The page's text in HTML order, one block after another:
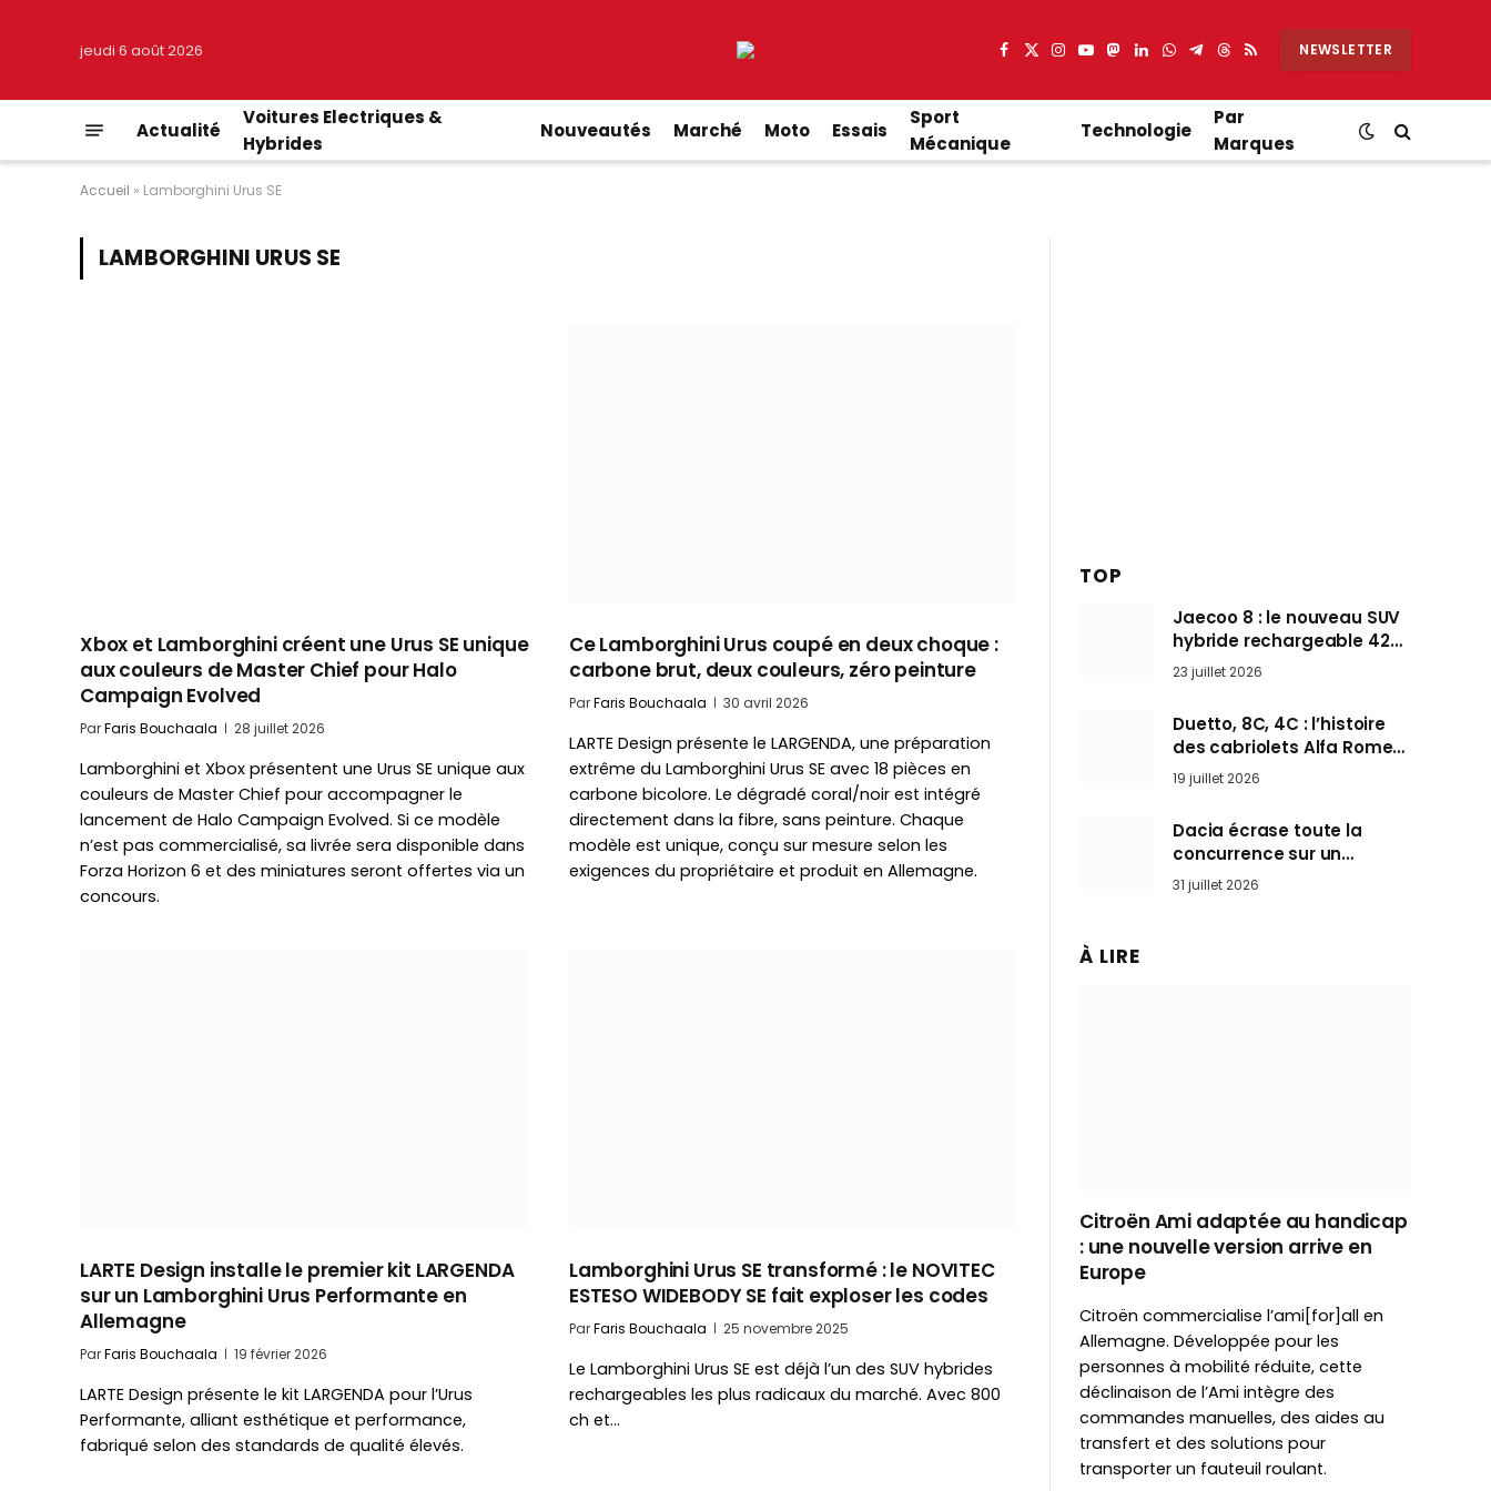
jeudi 6 août 2026 Facebook
X
Instagram
YouTube
Mastodon
LinkedIn
WhatsApp
Partager
Telegram
Threads
RSS NEWSLETTER
Actualité
Voitures Electriques &
Hybrides
Nouveautés Marché Moto Essais
Sport
Mécanique
Technologie
Par
Marques
Accueil » Lamborghini Urus SE
LAMBORGHINI URUS SE
Xbox et Lamborghini créent une Urus SE unique
aux couleurs de Master Chief pour Halo
Campaign Evolved
ParFaris Bouchaala 28 juillet 2026
Lamborghini et Xbox présentent une Urus SE unique aux
couleurs de Master Chief pour accompagner le
lancement de Halo Campaign Evolved. Si ce modèle
n’est pas commercialisé, sa livrée sera disponible dans
Forza Horizon 6 et des miniatures seront offertes via un
concours.
Ce Lamborghini Urus coupé en deux choque :
carbone brut, deux couleurs, zéro peinture
ParFaris Bouchaala 30 avril 2026
LARTE Design présente le LARGENDA, une préparation
extrême du Lamborghini Urus SE avec 18 pièces en
carbone bicolore. Le dégradé coral/noir est intégré
directement dans la fibre, sans peinture. Chaque
modèle est unique, conçu sur mesure selon les
exigences du propriétaire et produit en Allemagne.
LARTE Design installe le premier kit LARGENDA
sur un Lamborghini Urus Performante en
Allemagne
ParFaris Bouchaala 19 février 2026
LARTE Design présente le kit LARGENDA pour l’Urus
Performante, alliant esthétique et performance,
fabriqué selon des standards de qualité élevés.
Lamborghini Urus SE transformé : le NOVITEC
ESTESO WIDEBODY SE fait exploser les codes
ParFaris Bouchaala 25 novembre 2025
Le Lamborghini Urus SE est déjà l’un des SUV hybrides
rechargeables les plus radicaux du marché. Avec 800
ch et…
TOP
Jaecoo 8 : le nouveau SUV
hybride rechargeable 428
ch qui vise l’Audi Q7 arrive
en Europe cet automne
23 juillet 2026
Duetto, 8C, 4C : l’histoire
des cabriolets Alfa Romeo,
ces Spider qui ont défini
l’art de rouler cheveux au
vent
19 juillet 2026
Dacia écrase toute la
concurrence sur un
marché où personne ne
l’attendait
31 juillet 2026
À LIRE
Citroën Ami adaptée au handicap
: une nouvelle version arrive en
Europe
Citroën commercialise l’ami[for]all en
Allemagne. Développée pour les
personnes à mobilité réduite, cette
déclinaison de l’Ami intègre des
commandes manuelles, des aides au
transfert et des solutions pour
transporter un fauteuil roulant.